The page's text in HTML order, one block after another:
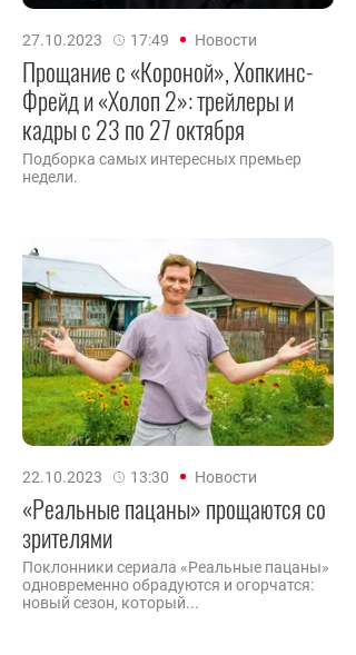
27.10.2023 17:49 Новости
Прощание с «Короной», Хопкинс-
Фрейд и «Холоп 2»: трейлеры и
кадры с 23 по 27 октября
Подборка самых интересных премьер
недели.
22.10.2023 13:30 Новости
«Реальные пацаны» прощаются со
зрителями
Поклонники сериала «Реальные пацаны»
одновременно обрадуются и огорчатся:
новый сезон, который...